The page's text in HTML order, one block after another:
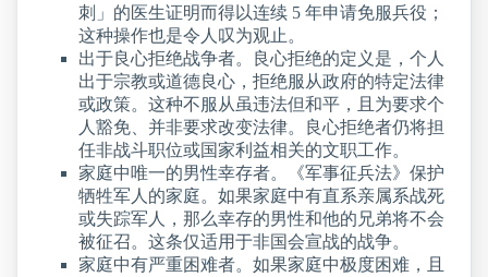
刺」的医生证明而得以连续 5 年申请免服兵役；
这种操作也是令人叹为观止。
出于良心拒绝战争者。良心拒绝的定义是，个人
出于宗教或道德良心，拒绝服从政府的特定法律
或政策。这种不服从虽违法但和平，且为要求个
人豁免、并非要求改变法律。良心拒绝者仍将担
任非战斗职位或国家利益相关的文职工作。
家庭中唯一的男性幸存者。《军事征兵法》保护
牺牲军人的家庭。如果家庭中有直系亲属系战死
或失踪军人，那么幸存的男性和他的兄弟将不会
被征召。这条仅适用于非国会宣战的战争。
家庭中有严重困难者。如果家庭中极度困难，且